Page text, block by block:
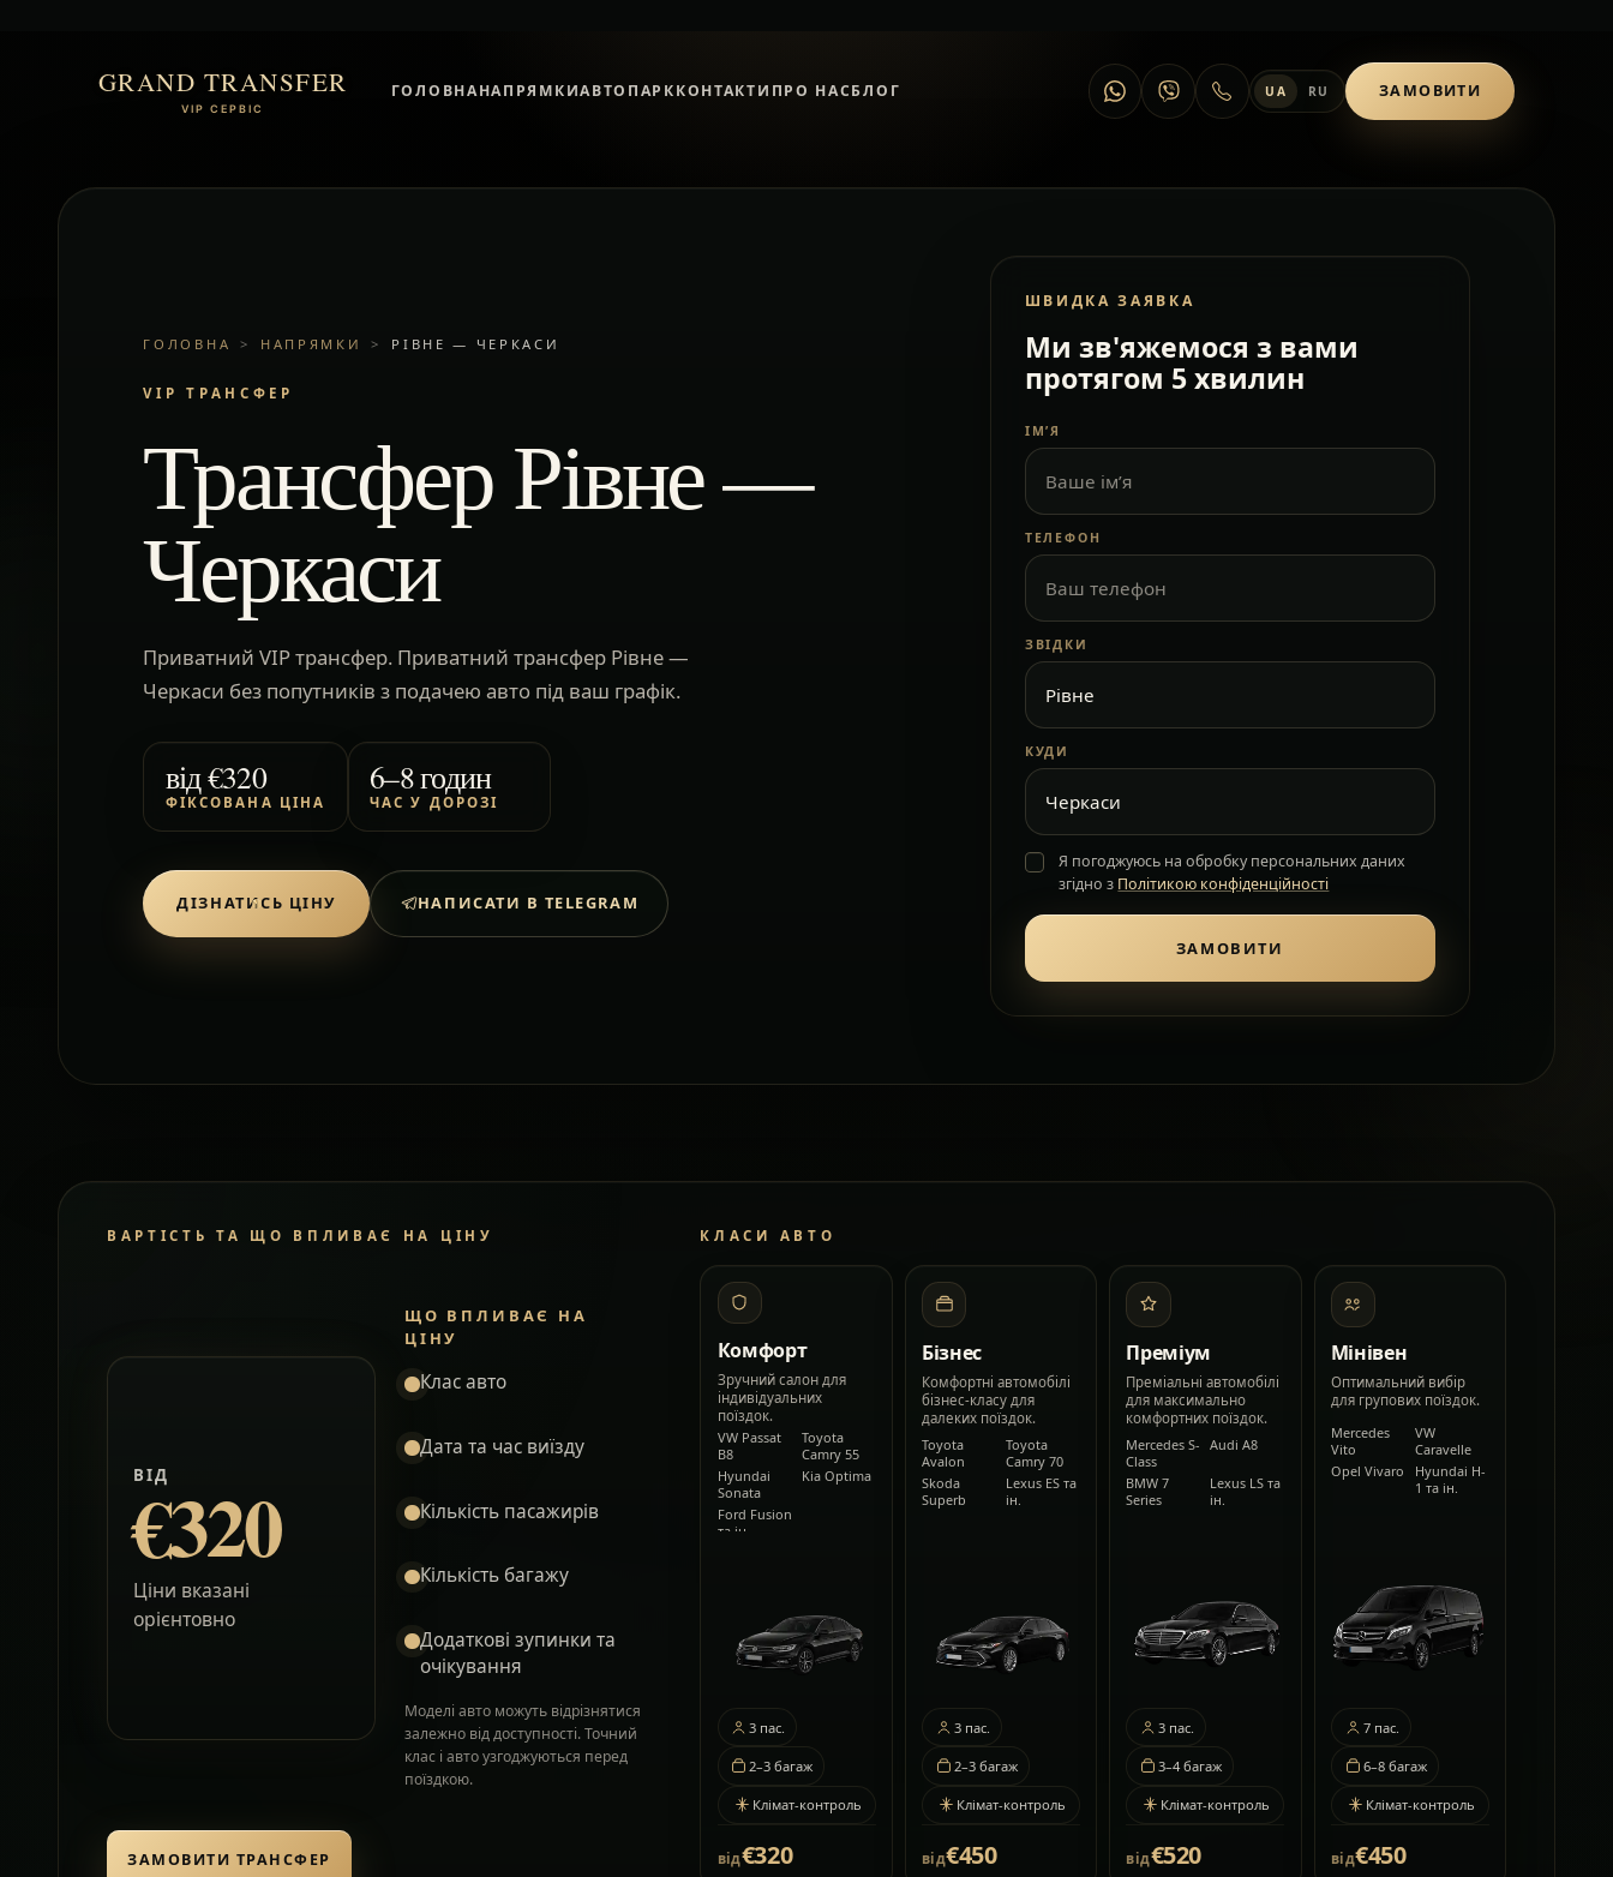
GRAND TRANSFER
VIP СЕРВІС
ГОЛОВНАНАПРЯМКИАВТОПАРККОНТАКТИ ПРО НАСБЛОГ UA RU ЗАМОВИТИ
ГОЛОВНА > НАПРЯМКИ > РІВНЕ — ЧЕРКАСИ
VIP ТРАНСФЕР
Трансфер Рівне —
Черкаси
Приватний VIP трансфер. Приватний трансфер Рівне —
Черкаси без попутників з подачею авто під ваш графік.
від€320
ФІКСОВАНА ЦІНА
6–8 годин
ЧАС У ДОРОЗІ
ДІЗНАТИСЬ ЦІНУ НАПИСАТИ В TELEGRAM
ШВИДКА ЗАЯВКА
Ми зв'яжемося з вами
протягом 5 хвилин
ІМ’Я
ТЕЛЕФОН
ЗВІДКИ
КУДИ
Я погоджуюсь на обробку персональних даних
згідно з Політикою конфіденційності
ЗАМОВИТИ
ВАРТІСТЬ ТА ЩО ВПЛИВАЄ НА ЦІНУ
ВІД
€320
Ціни вказані
орієнтовно
ЩО ВПЛИВАЄ НА
ЦІНУ
Клас авто
Дата та час виїзду
Кількість пасажирів
Кількість багажу
Додаткові зупинки та
очікування
Моделі авто можуть відрізнятися
залежно від доступності. Точний
клас і авто узгоджуються перед
поїздкою.
ЗАМОВИТИ ТРАНСФЕР
КЛАСИ АВТО
Комфорт
Зручний салон для
індивідуальних
поїздок.
VW Passat
B8
Toyota
Camry 55
Hyundai
Sonata
Kia Optima
Ford Fusion
та ін.
3 пас.
2–3 багаж
Клімат-контроль
від€320
Бізнес
Комфортні автомобілі
бізнес-класу для
далеких поїздок.
Toyota
Avalon
Toyota
Camry 70
Skoda
Superb
Lexus ES та
ін.
3 пас.
2–3 багаж
Клімат-контроль
від€450
Преміум
Преміальні автомобілі
для максимально
комфортних поїздок.
Mercedes S-
Class
Audi A8
BMW 7
Series
Lexus LS та
ін.
3 пас.
3–4 багаж
Клімат-контроль
від€520
Мінівен
Оптимальний вибір
для групових поїздок.
Mercedes
Vito
VW
Caravelle
Opel Vivaro
Hyundai H-
1 та ін.
7 пас.
6–8 багаж
Клімат-контроль
від€450